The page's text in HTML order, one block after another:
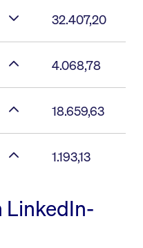
32.407,20
4.068,78
18.659,63
1.193,13
LinkedIn-